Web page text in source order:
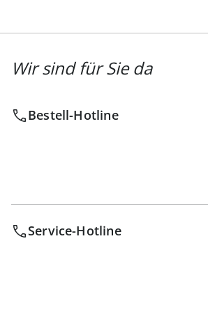
Wir sind für Sie da
Bestell-Hotline
Service-Hotline